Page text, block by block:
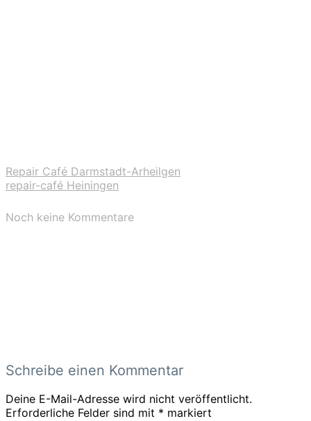
Repair Café Darmstadt-Arheilgen
repair-café Heiningen
Noch keine Kommentare
Schreibe einen Kommentar
Deine E-Mail-Adresse wird nicht veröffentlicht.
Erforderliche Felder sind mit * markiert